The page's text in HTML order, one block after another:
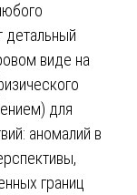
детальный
виде на
для
аномалий в
границ